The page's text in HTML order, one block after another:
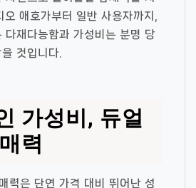
애호가부터 일반 사용자까지,
다재다능함과 가성비는 분명 당
것입니다.
가성비, 듀얼
력
력은 단연 가격 대비 뛰어난 성